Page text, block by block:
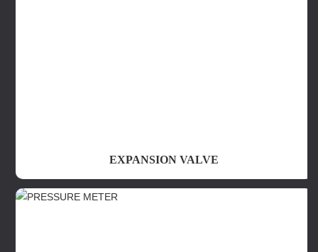
EXPANSION VALVE